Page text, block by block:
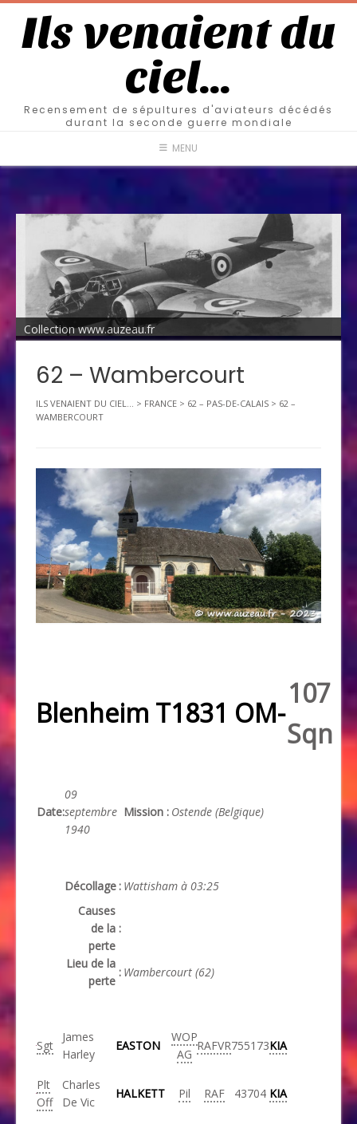
Ils venaient du
ciel…
Recensement de sépultures d'aviateurs décédés
durant la seconde guerre mondiale
MENU
Collection www.auzeau.fr
62 – Wambercourt
ILS VENAIENT DU CIEL... > FRANCE > 62 – PAS-DE-CALAIS > 62 –
WAMBERCOURT
Blenheim T1831 OM-
107
Sqn
Date:
09
septembre
1940
Mission : Ostende (Belgique)
Décollage : Wattisham à 03:25
Causes
de la
perte
:
Lieu de la
perte
: Wambercourt (62)
Sgt
James
Harley
EASTON
WOP
AG
RAFVR755173KIA
Plt
Off
Charles
De Vic
HALKETT Pil RAF 43704 KIA